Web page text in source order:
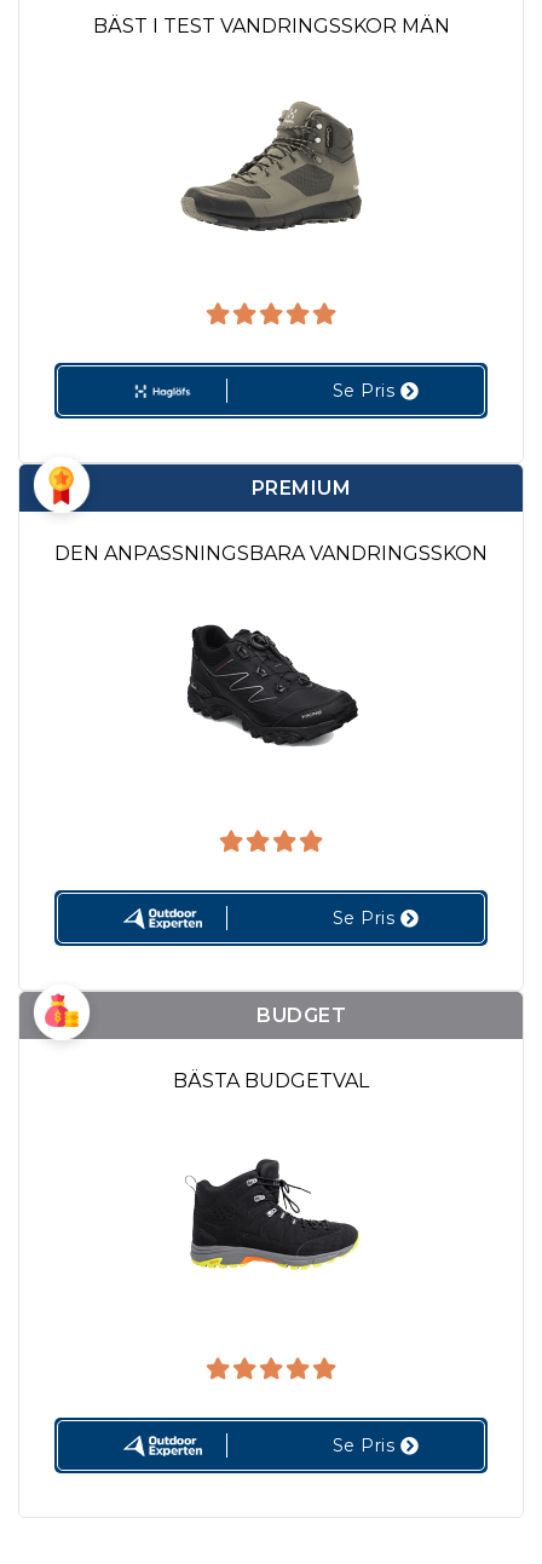
BÄST I TEST VANDRINGSSKOR MÄN
Se Pris
PREMIUM
DEN ANPASSNINGSBARA VANDRINGSSKON
Se Pris
BUDGET
BÄSTA BUDGETVAL
Se Pris